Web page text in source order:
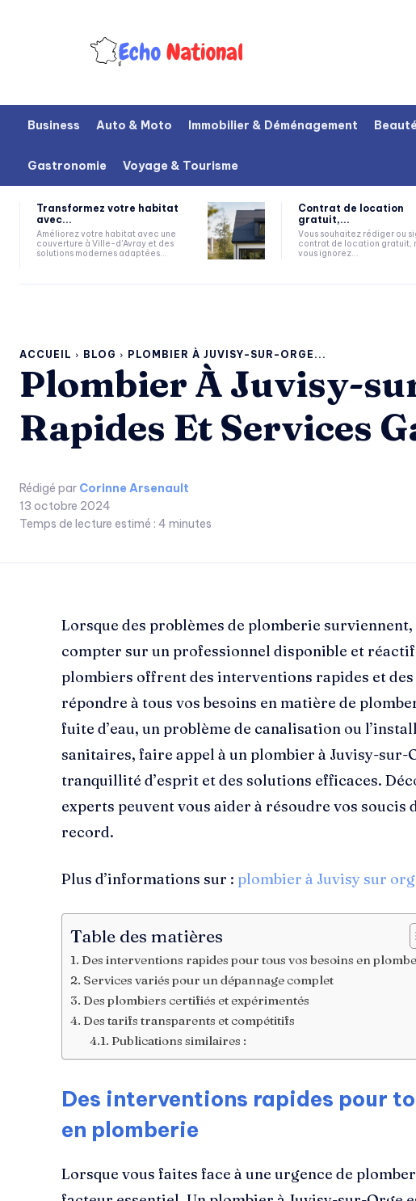
Business Auto & Moto Immobilier & Déménagement
Gastronomie Voyage & Tourisme
Transformez votre habitat
avec...
Améliorez votre habitat avec une
couverture à Ville-d'Avray et des
solutions modernes adaptées...
Contrat de location
gratuit,...
Vous souhaitez rédiger ou
contrat de location gratuit,
vous ignorez...
ACCUEIL BLOG PLOMBIER À JUVISY-SUR-ORGE...
Plombier À Juvisy-
Rapides Et Services
Rédigé par Corinne Arsenault
13 octobre 2024
Temps de lecture estimé : 4 minutes
Lorsque des problèmes de plomberie
compter sur un professionnel disponible et
plombiers offrent des interventions rapides et
répondre à tous vos besoins en matière de
fuite d’eau, un problème de canalisation ou
sanitaires, faire appel à un plombier à Juvisy-sur-
tranquillité d’esprit et des solutions efficaces.
experts peuvent vous aider à résoudre vos soucis
record.
Plus d’informations sur : plombier à Juvisy sur
Table des matières
Des interventions rapides pour tous vos besoins en
Services variés pour un dépannage complet
Des plombiers certifiés et expérimentés
Des tarifs transparents et compétitifs
Publications similaires :
Des interventions rapides pour
en plomberie
Lorsque vous faites face à une urgence de